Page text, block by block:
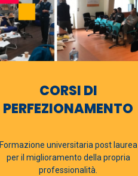
CORSI DI
PERFEZIONAMENTO
Formazione universitaria post laurea
per il miglioramento della propria
professionalità.